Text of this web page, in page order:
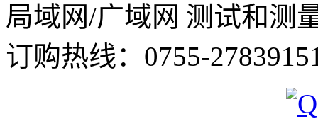
局域网/广域网 测试和测
订购热线： 0755-